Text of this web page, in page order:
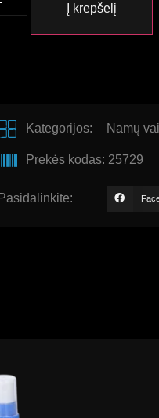
Į krepšelį
Kategorijos: Namų
Prekės kodas: 25729
Pasidalinkite: